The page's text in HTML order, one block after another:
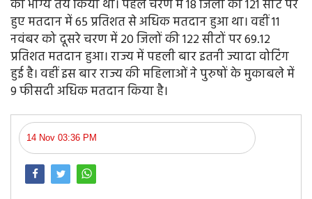
का भाग्य तय किया था। पहले चरण में 18 जिलों की 121 सीट पर
हुए मतदान में 65 प्रतिशत से अधिक मतदान हुआ था। वहीं 11
नवंबर को दूसरे चरण में 20 जिलों की 122 सीटों पर 69.12
प्रतिशत मतदान हुआ। राज्य में पहली बार इतनी ज्यादा वोटिंग
हुई है। वहीं इस बार राज्य की महिलाओं ने पुरुषों के मुकाबले में
9 फीसदी अधिक मतदान किया है।
14 Nov 03:36 PM